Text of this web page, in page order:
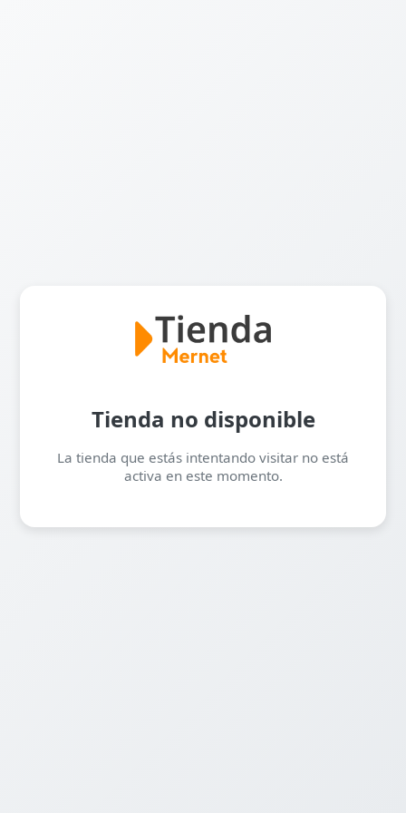
Tienda no disponible
La tienda que estás intentando visitar no está
activa en este momento.